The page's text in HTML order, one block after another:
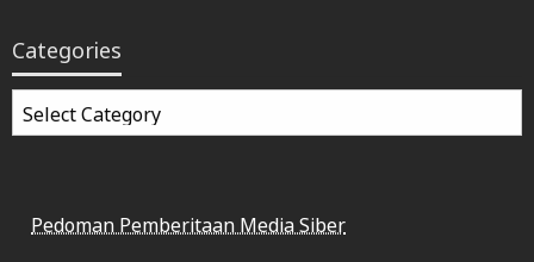
Categories
Categories
Pedoman Pemberitaan Media Siber